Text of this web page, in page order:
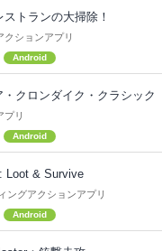
トランの大掃除！
クションアプリ
Android
・クロンダイク・クラシック
プリ
Android
Loot & Survive
ングアクションアプリ
Android